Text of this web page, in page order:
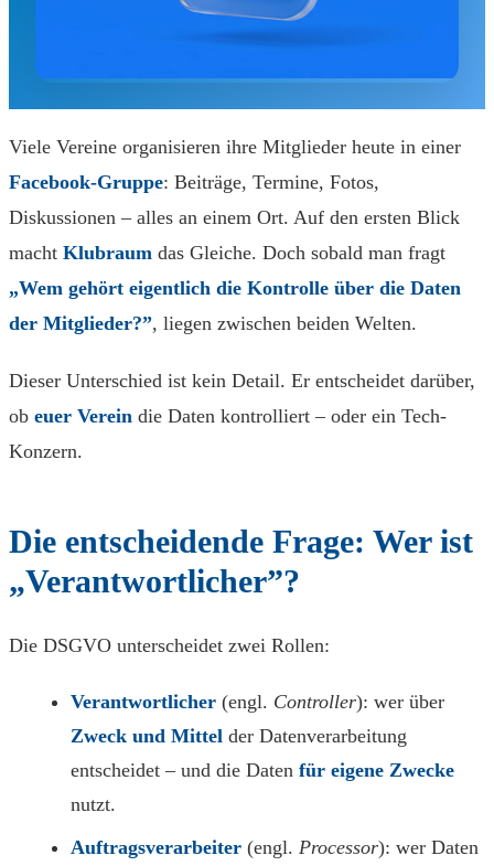
Viele Vereine organisieren ihre Mitglieder heute in einer
Facebook-Gruppe: Beiträge, Termine, Fotos,
Diskussionen – alles an einem Ort. Auf den ersten Blick
macht Klubraum das Gleiche. Doch sobald man fragt
„Wem gehört eigentlich die Kontrolle über die Daten
der Mitglieder?”, liegen zwischen beiden Welten.
Dieser Unterschied ist kein Detail. Er entscheidet darüber,
ob euer Verein die Daten kontrolliert – oder ein Tech-
Konzern.
Die entscheidende Frage: Wer ist
„Verantwortlicher”?
Die DSGVO unterscheidet zwei Rollen:
Verantwortlicher (engl. Controller): wer über
Zweck und Mittel der Datenverarbeitung
entscheidet – und die Daten für eigene Zwecke
nutzt.
Auftragsverarbeiter (engl. Processor): wer Daten